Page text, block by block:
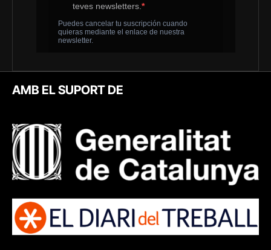
AMB EL SUPORT DE